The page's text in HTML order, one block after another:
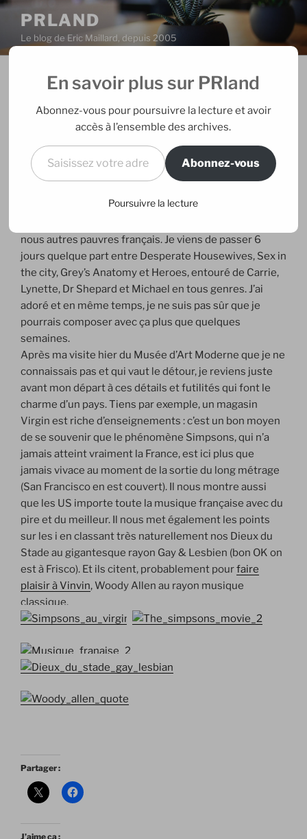
Aller
contenu
principal
PRLAND
Le blog de Eric Maillard, depuis 2005
PUBLIÉ
15/07/2007PARERIC
Les américains sont formidables
et francophiles des Etats-Unis, après New-York, il ne
fait aucun doute que les américains ne sont pas
professionnellement, ils ressemblent beaucoup plus
nous autres pauvres français. Je viens de passer 6
jours quelque part entre Desperate Housewives, Sex in
the city, Grey’s Anatomy et Heroes, entouré de Carrie,
Lynette, Dr Shepard et Michael en tous genres. J’ai
adoré et en même temps, je ne suis pas sûr que je
pourrais composer avec ça plus que quelques
semaines.
Après ma visite hier du Musée d’Art Moderne que je ne
connaissais pas et qui vaut le détour, je reviens juste
avant mon départ à ces détails et futilités qui font le
charme d’un pays. Tiens par exemple, un magasin
Virgin est riche d’enseignements : c’est un bon moyen
de se souvenir que le phénomène Simpsons, qui n’a
jamais atteint vraiment la France, est ici plus que
jamais vivace au moment de la sortie du long métrage
(San Francisco en est couvert). Il nous montre aussi
que les US importe toute la musique française avec du
pire et du meilleur. Il nous met également les points
sur les i en classant très naturellement nos Dieux du
Stade au gigantesque rayon Gay & Lesbien (bon OK on
est à Frisco). Et ils citent, probablement pourfaire
plaisir à Vinvin, Woody Allen au rayon musique
classique.
Partager :
J’aime ça :
En savoir plus sur PRland
Abonnez-vous pour poursuivre la lecture et avoir
accès à l’ensemble des archives.
Saisissez votre adresse e-mail…
Abonnez-vous
Poursuivre la lecture